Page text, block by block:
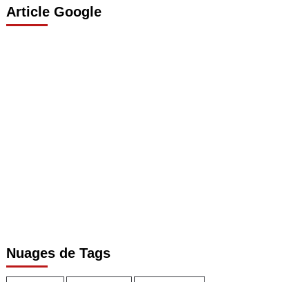
Article Google
Nuages de Tags